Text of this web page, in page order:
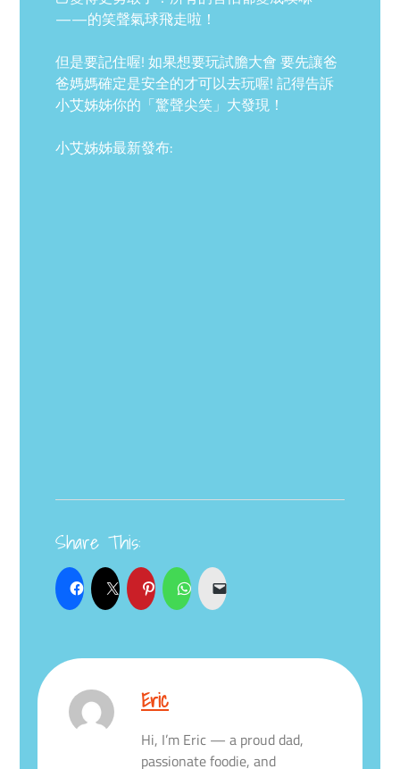
——的笑聲氣球飛走啦！
但是要記住喔! 如果想要玩試膽大會 要先讓爸
爸媽媽確定是安全的才可以去玩喔! 記得告訴
小艾姊姊你的「驚聲尖笑」大發現！
小艾姊姊最新發布:
Share This:
Eric
Hi, I’m Eric — a proud dad,
passionate foodie, and